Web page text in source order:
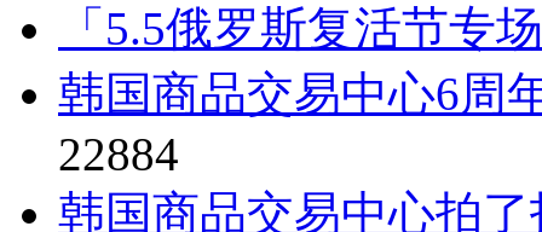
「5.5俄罗斯复活节专
韩国商品交易中心6周
22884
韩国商品交易中心拍